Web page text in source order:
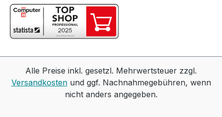
Alle Preise inkl. gesetzl. Mehrwertsteuer zzgl.
Versandkostenund ggf. Nachnahmegebühren, wenn
nicht anders angegeben.